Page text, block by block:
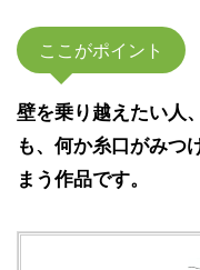
ここがポイント
壁を乗り越えたい人
も、何か糸口がみつ
まう作品です。